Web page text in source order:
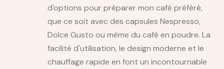
d'options pour préparer mon café préféré,
que ce soit avec des capsules Nespresso,
Dolce Gusto ou même du café en poudre. La
facilité d'utilisation, le design moderne et le
chauffage rapide en font un incontournable